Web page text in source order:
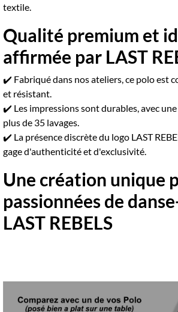
textile.
Qualité premium et
affirmée par LAST
✔️ Fabriqué dans nos ateliers, ce polo est
et résistant.
✔️ Les impressions sont durables, avec
plus de 35 lavages.
✔️ La présence discrète du logo LAST
gage d'authenticité et d'exclusivité.
Une création unique
passionnées de
LAST REBELS